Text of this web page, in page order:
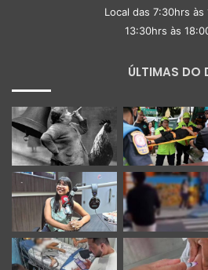
Local das 7:30hrs às
13:30hrs às
ÚLTIMAS DO